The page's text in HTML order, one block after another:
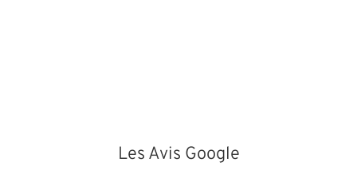
Les Avis Google